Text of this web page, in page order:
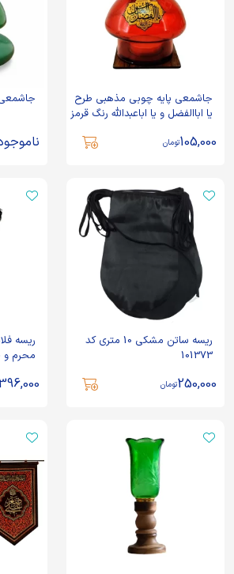
جاشمعی پایه چوبی مذهبی طرح
یا اباالفضل و یا اباعبدالله رنگ قرمز
105,000تومان
ریسه ساتن مشکی 10 متری کد
101373
250,000تومان
ریسه
محرم و